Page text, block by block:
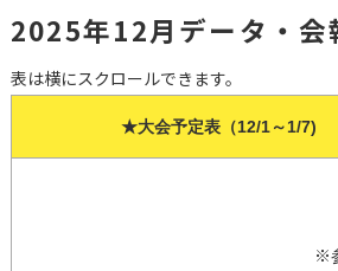
2025年12月データ・会
表は横にスクロールできます。
★大会予定表（12/1～1/7)
※参